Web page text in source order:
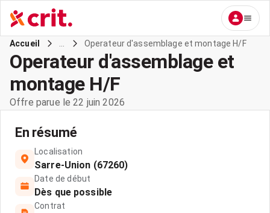
Accueil Operateur d'assemblage et montage H/F
Operateur d'assemblage et
montage H/F
Offre parue le 22 juin 2026
En résumé
Localisation
Sarre-Union (67260)
Date de début
Dès que possible
Contrat